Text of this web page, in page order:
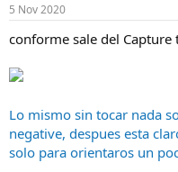
5 Nov 2020
conforme sale del
Lo mismo sin tocar nada
negative, despues esta
solo para orientaros un